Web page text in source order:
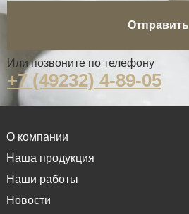
Отправить
Или позвоните по телефону
+7 (49232) 4-89-05
О компании
Наша продукция
Наши работы
Новости